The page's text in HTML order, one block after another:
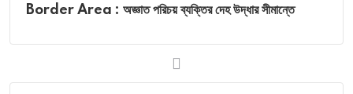
Border Area : অজ্ঞাত পরিচয় ব্যক্তির দেহ উদ্ধার সীমান্তে